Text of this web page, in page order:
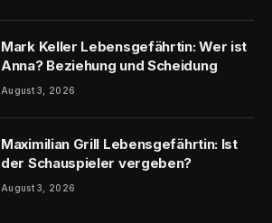
Mark Keller Lebensgefährtin: Wer ist
Anna? Beziehung und Scheidung
August 3, 2026
Maximilian Grill Lebensgefährtin: Ist
der Schauspieler vergeben?
August 3, 2026